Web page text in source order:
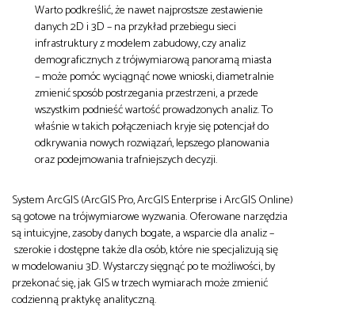
Warto podkreślić, że nawet najprostsze zestawienie
danych 2D i 3D – na przykład przebiegu sieci
infrastruktury z modelem zabudowy, czy analiz
demograficznych z trójwymiarową panoramą miasta
– może pomóc wyciągnąć nowe wnioski, diametralnie
zmienić sposób postrzegania przestrzeni, a przede
wszystkim podnieść wartość prowadzonych analiz. To
właśnie w takich połączeniach kryje się potencjał do
odkrywania nowych rozwiązań, lepszego planowania
oraz podejmowania trafniejszych decyzji.
System ArcGIS (ArcGIS Pro, ArcGIS Enterprise i ArcGIS Online)
są gotowe na trójwymiarowe wyzwania. Oferowane narzędzia
są intuicyjne, zasoby danych bogate, a wsparcie dla analiz –
szerokie i dostępne także dla osób, które nie specjalizują się
w modelowaniu 3D. Wystarczy sięgnąć po te możliwości, by
przekonać się, jak GIS w trzech wymiarach może zmienić
codzienną praktykę analityczną.